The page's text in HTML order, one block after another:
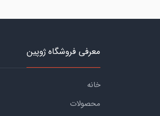
معرفی فروشگاه ژوپین
خانه
محصولات